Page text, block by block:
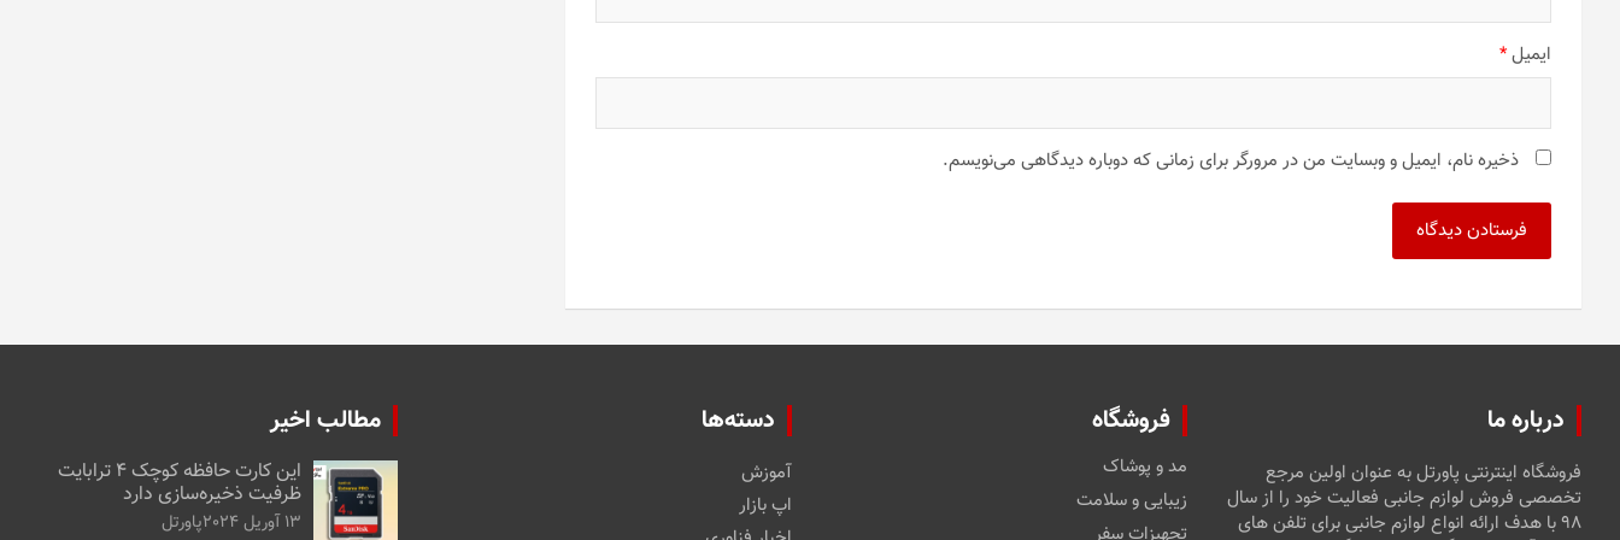
ایمیل*
ذخیره نام، ایمیل و وبسایت من در مرورگر برای زمانی که دوباره دیدگاهی می‌نویسم.
درباره ما
فروشگاه اینترنتی پاورتل به عنوان اولین مرجع
تخصصی فروش لوازم جانبی فعالیت خود را از سال
۹۸ با هدف ارائه انواع لوازم جانبی برای تلفن های
فروشگاه
مد و پوشاک
زیبایی و سلامت
دسته‌ها
آموزش
اپ بازار
مطالب اخیر
این کارت حافظه کوچک ۴ ترابایت
ظرفیت ذخیره‌سازی دارد
13 آوریل 2024 پاورتل